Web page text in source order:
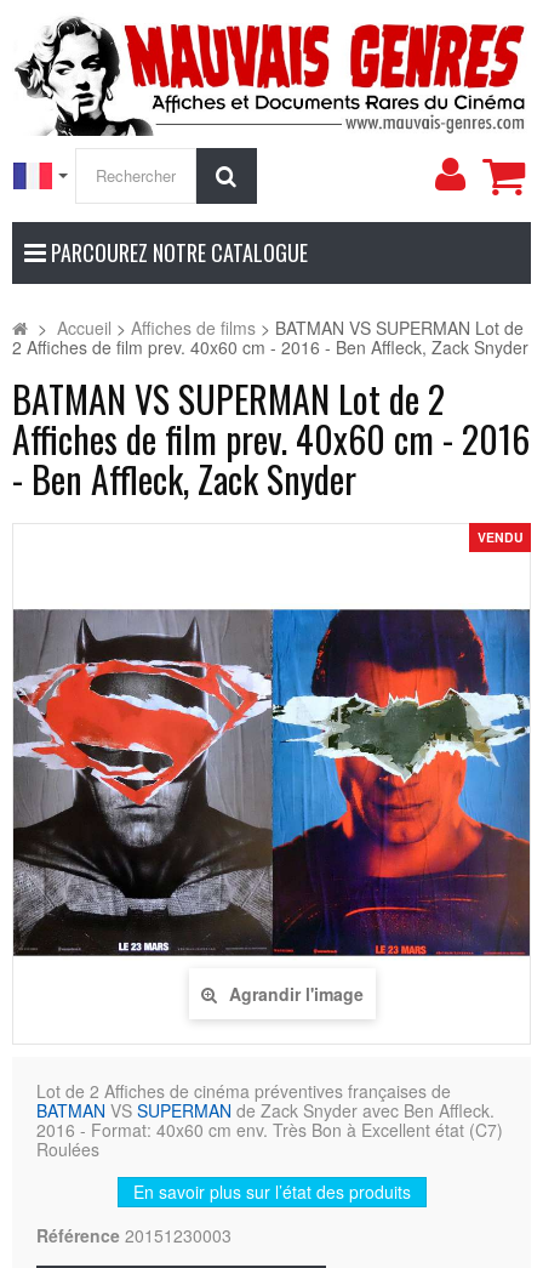
Mon
PARCOUREZ NOTRE CATALOGUE
> Accueil > Affiches de films > BATMAN VS SUPERMAN Lot de
2 Affiches de film prev. 40x60 cm - 2016 - Ben Affleck, Zack Snyder
BATMAN VS SUPERMAN Lot de 2
Affiches de film prev. 40x60 cm - 2016
- Ben Affleck, Zack Snyder
Agrandir l'image
VENDU
Lot de 2 Affiches de cinéma préventives françaises de
BATMAN VS SUPERMAN de Zack Snyder avec Ben Affleck.
2016 - Format: 40x60 cm env. Très Bon à Excellent état (C7)
Roulées
En savoir plus sur l’état des produits
Référence 20151230003